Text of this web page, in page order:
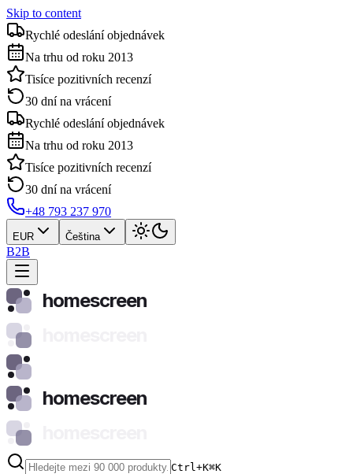
Skip to content
Rychlé odeslání objednávek
Na trhu od roku 2013
Tisíce pozitivních recenzí
30 dní na vrácení
Rychlé odeslání objednávek
Na trhu od roku 2013
Tisíce pozitivních recenzí
30 dní na vrácení
+48 793 237 970
EUR Čeština
B2B
homescreen
homescreen
Ctrl+K⌘K